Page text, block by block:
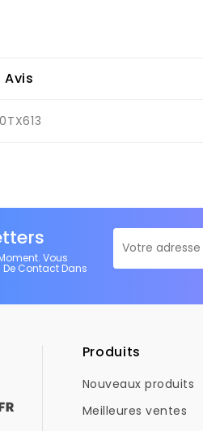
Avis
Vous
De Contact Dans
Produits
Nouveaux produits
Meilleures ventes